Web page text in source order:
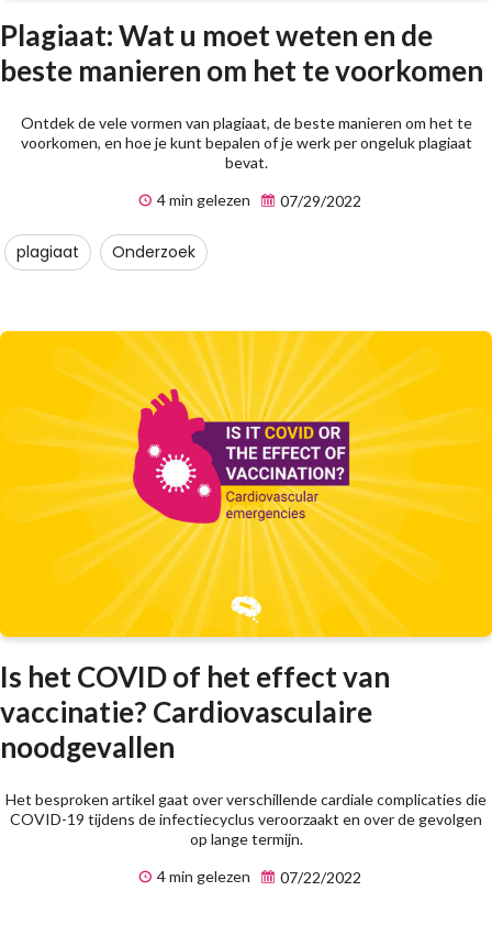
Plagiaat: Wat u moet weten en de
beste manieren om het te voorkomen
Ontdek de vele vormen van plagiaat, de beste manieren om het te
voorkomen, en hoe je kunt bepalen of je werk per ongeluk plagiaat
bevat.
4 min gelezen
07/29/2022
plagiaat Onderzoek
Is het COVID of het effect van
vaccinatie? Cardiovasculaire
noodgevallen
Het besproken artikel gaat over verschillende cardiale complicaties die
COVID-19 tijdens de infectiecyclus veroorzaakt en over de gevolgen
op lange termijn.
4 min gelezen
07/22/2022